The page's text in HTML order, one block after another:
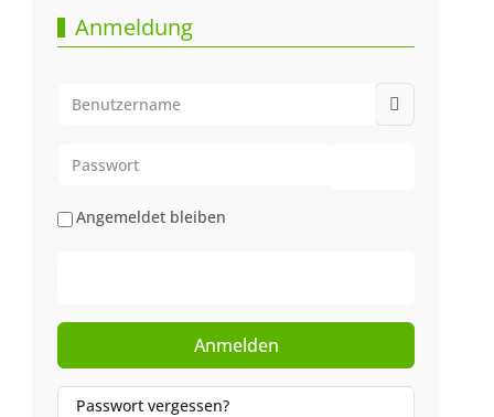
Anmeldung
Angemeldet bleiben
Anmelden
Passwort vergessen?